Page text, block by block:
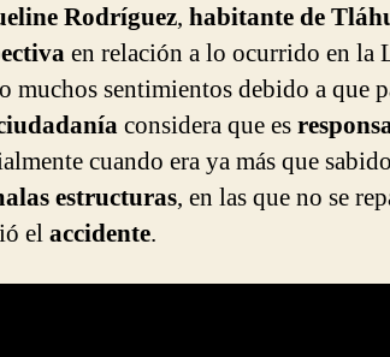
Rodríguez, habitante de
en relación a lo ocurrido en la
muchos sentimientos debido a que
considera que es
cuando era ya más que
estructuras, en las que no se
elaccidente.